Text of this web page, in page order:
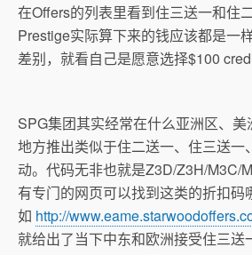
在Offers的列表里看到住三送一和住
Prestige实际算下来的钱应该都是一
差别，就看自己是愿意选择$100
SPG集团其实经常在什么亚洲区、
地方推出类似于住二送一、住三送一
动。代码无非也就是Z3D/Z3H/M3C/
有专门的网页可以找到这类的折扣码
如 http://
就给出了当下中东和欧洲接受住三送